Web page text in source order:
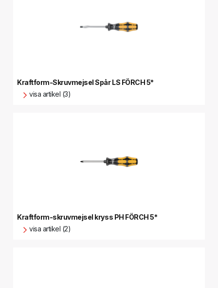
Kraftform-Skruvmejsel Spår LS FÖRCH 5*
visa artikel (3)
Kraftform-skruvmejsel kryss PH FÖRCH 5*
visa artikel (2)